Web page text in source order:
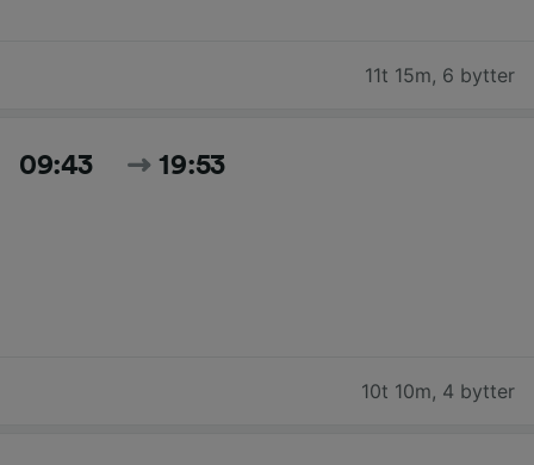
11t 15m, 6 bytter
09:43 19:53
10t 10m, 4 bytter